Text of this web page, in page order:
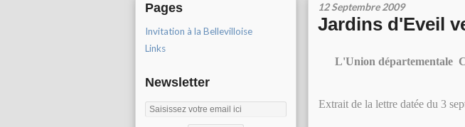
Pages
Invitation à la Bellevilloise
Links
Newsletter
12 Septembre 2009
Jardins d'Eveil
L'Union départementale
Extrait de la lettre datée du 3